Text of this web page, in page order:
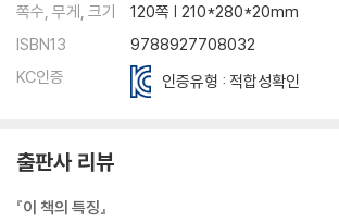
쪽수, 무게, 크기
120쪽 | 210*280*20mm
ISBN13
9788927708032
KC인증
인증유형 : 적합성확인
출판사 리뷰
『이 책의 특징』